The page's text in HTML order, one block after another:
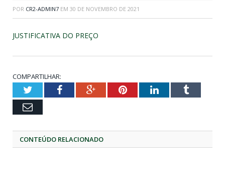
POR CR2-ADMIN7 EM 30 DE NOVEMBRO DE 2021
JUSTIFICATIVA DO PREÇO
COMPARTILHAR:
TwitterFacebookGoogle+PinterestLinkedInTumblr
Email
CONTEÚDO RELACIONADO